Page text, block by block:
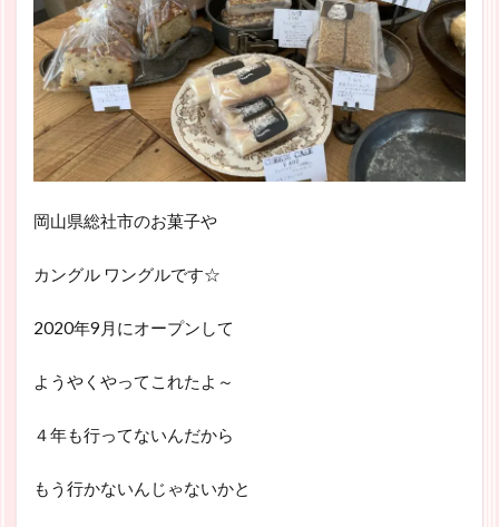
岡山県総社市のお菓子や
カングル ワングルです☆
2020年9月にオープンして
ようやくやってこれたよ～
４年も行ってないんだから
もう行かないんじゃないかと